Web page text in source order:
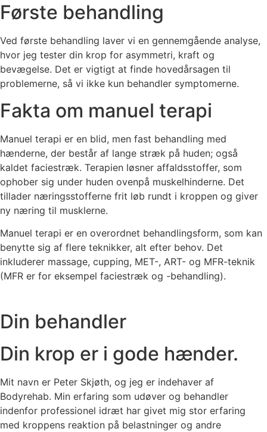
Første behandling
Ved første behandling laver vi en gennemgående analyse,
hvor jeg tester din krop for asymmetri, kraft og
bevægelse. Det er vigtigt at finde hovedårsagen til
problemerne, så vi ikke kun behandler symptomerne.
Fakta om manuel terapi
Manuel terapi er en blid, men fast behandling med
hænderne, der består af lange stræk på huden; også
kaldet faciestræk. Terapien løsner affaldsstoffer, som
ophober sig under huden ovenpå muskelhinderne. Det
tillader næringsstofferne frit løb rundt i kroppen og giver
ny næring til musklerne.
Manuel terapi er en overordnet behandlingsform, som kan
benytte sig af flere teknikker, alt efter behov. Det
inkluderer massage, cupping, MET-, ART- og MFR-teknik
(MFR er for eksempel faciestræk og -behandling).
Din behandler
Din krop er i gode hænder.
Mit navn er Peter Skjøth, og jeg er indehaver af
Bodyrehab. Min erfaring som udøver og behandler
indenfor professionel idræt har givet mig stor erfaring
med kroppens reaktion på belastninger og andre